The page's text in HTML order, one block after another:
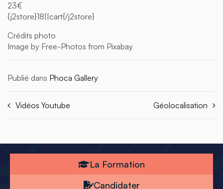
23€
{j2store}18||cart{/j2store}
Crédits photo
Image by Free-Photos from Pixabay
Publié dans Phoca Gallery
Vidéos Youtube Géolocalisation
La Formation
Candidater